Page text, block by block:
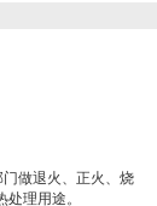
做退火、正火、烧
理用途。